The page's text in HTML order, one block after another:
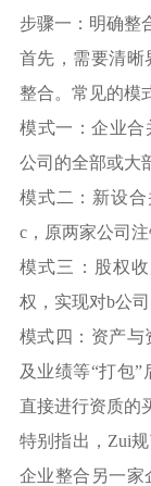
步骤一：明确整
首先，需要清晰
整合。常见的模
模式一：企业合
公司的全部或大
模式二：新设合
c，原两家公司
模式三：股权
权，实现对b公
模式四：资产与
及业绩等“打包”
直接进行资质的
特别指出，Zui
企业整合另一家